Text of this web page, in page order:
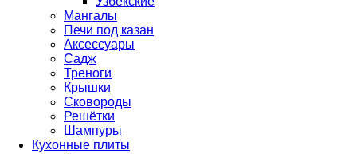
Мангалы
Печи под казан
Аксессуары
Садж
Треноги
Крышки
Сковороды
Решётки
Шампуры
Кухонные плиты